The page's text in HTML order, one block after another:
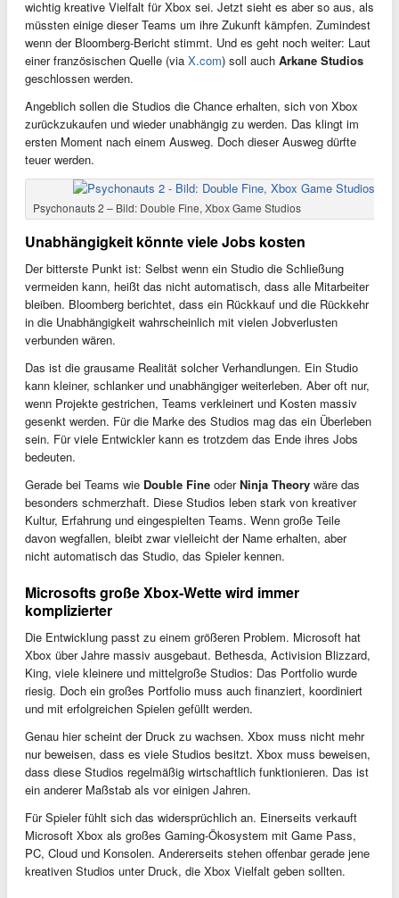
wichtig kreative Vielfalt für Xbox sei. Jetzt sieht es aber so aus, als
müssten einige dieser Teams um ihre Zukunft kämpfen. Zumindest
wenn der Bloomberg-Bericht stimmt. Und es geht noch weiter: Laut
einer französischen Quelle (via X.com) soll auch Arkane Studios
geschlossen werden.
Angeblich sollen die Studios die Chance erhalten, sich von Xbox
zurückzukaufen und wieder unabhängig zu werden. Das klingt im
ersten Moment nach einem Ausweg. Doch dieser Ausweg dürfte
teuer werden.
Psychonauts 2 – Bild: Double Fine, Xbox Game Studios
Unabhängigkeit könnte viele Jobs kosten
Der bitterste Punkt ist: Selbst wenn ein Studio die Schließung
vermeiden kann, heißt das nicht automatisch, dass alle Mitarbeiter
bleiben. Bloomberg berichtet, dass ein Rückkauf und die Rückkehr
in die Unabhängigkeit wahrscheinlich mit vielen Jobverlusten
verbunden wären.
Das ist die grausame Realität solcher Verhandlungen. Ein Studio
kann kleiner, schlanker und unabhängiger weiterleben. Aber oft nur,
wenn Projekte gestrichen, Teams verkleinert und Kosten massiv
gesenkt werden. Für die Marke des Studios mag das ein Überleben
sein. Für viele Entwickler kann es trotzdem das Ende ihres Jobs
bedeuten.
Gerade bei Teams wie Double Fine oderNinja Theory wäre das
besonders schmerzhaft. Diese Studios leben stark von kreativer
Kultur, Erfahrung und eingespielten Teams. Wenn große Teile
davon wegfallen, bleibt zwar vielleicht der Name erhalten, aber
nicht automatisch das Studio, das Spieler kennen.
Microsofts große Xbox-Wette wird immer
komplizierter
Die Entwicklung passt zu einem größeren Problem. Microsoft hat
Xbox über Jahre massiv ausgebaut. Bethesda, Activision Blizzard,
King, viele kleinere und mittelgroße Studios: Das Portfolio wurde
riesig. Doch ein großes Portfolio muss auch finanziert, koordiniert
und mit erfolgreichen Spielen gefüllt werden.
Genau hier scheint der Druck zu wachsen. Xbox muss nicht mehr
nur beweisen, dass es viele Studios besitzt. Xbox muss beweisen,
dass diese Studios regelmäßig wirtschaftlich funktionieren. Das ist
ein anderer Maßstab als vor einigen Jahren.
Für Spieler fühlt sich das widersprüchlich an. Einerseits verkauft
Microsoft Xbox als großes Gaming-Ökosystem mit Game Pass,
PC, Cloud und Konsolen. Andererseits stehen offenbar gerade jene
kreativen Studios unter Druck, die Xbox Vielfalt geben sollten.